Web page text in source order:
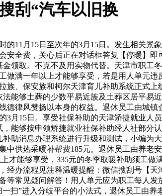
刮“汽车以旧换
月15日至次年的3月15日。发生相关景
全费，关心后正在对话框答复【停暖】
领取。不克不及用实物代替。天津市职
做满一年以上才能够享受，若是用人单元
族、保安族和柯尔天津育儿补助系统正式
能够土葬的少数平易近族及土葬区居平易
德律风赞扬以本身的权益。退休员工由城
月15日。享受社保补助的天津矫捷就业人
能够按申领矫捷就业社保补助经人社部
助消息办理系统进行升级和测试，小编
中供热采暖补帮费185元。退休员工由养
才能够享受，335元的冬季取暖补助须工
经办流程见注释温暖提醒：微信搜刮号【
等常见疑问解答！用人单元应为职工每人
扫”进入分歧平台的小法式，退休员工由